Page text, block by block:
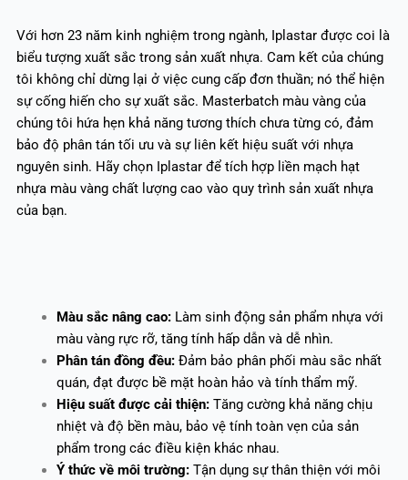
Với hơn 23 năm kinh nghiệm trong ngành, Iplastar được coi là
biểu tượng xuất sắc trong sản xuất nhựa. Cam kết của chúng
tôi không chỉ dừng lại ở việc cung cấp đơn thuần; nó thể hiện
sự cống hiến cho sự xuất sắc. Masterbatch màu vàng của
chúng tôi hứa hẹn khả năng tương thích chưa từng có, đảm
bảo độ phân tán tối ưu và sự liên kết hiệu suất với nhựa
nguyên sinh. Hãy chọn Iplastar để tích hợp liền mạch hạt
nhựa màu vàng chất lượng cao vào quy trình sản xuất nhựa
của bạn.
Màu sắc nâng cao:Làm sinh động sản phẩm nhựa với
màu vàng rực rỡ, tăng tính hấp dẫn và dễ nhìn.
Phân tán đồng đều:Đảm bảo phân phối màu sắc nhất
quán, đạt được bề mặt hoàn hảo và tính thẩm mỹ.
Hiệu suất được cải thiện:Tăng cường khả năng chịu
nhiệt và độ bền màu, bảo vệ tính toàn vẹn của sản
phẩm trong các điều kiện khác nhau.
Ý thức về môi trường:Tận dụng sự thân thiện với môi